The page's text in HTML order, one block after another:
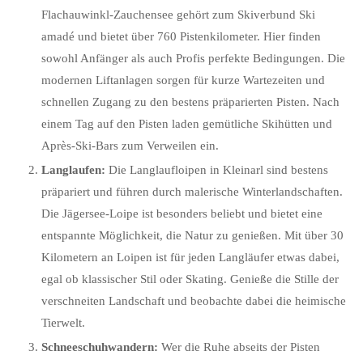
Flachauwinkl-Zauchensee gehört zum Skiverbund Ski
amadé und bietet über 760 Pistenkilometer. Hier finden
sowohl Anfänger als auch Profis perfekte Bedingungen. Die
modernen Liftanlagen sorgen für kurze Wartezeiten und
schnellen Zugang zu den bestens präparierten Pisten. Nach
einem Tag auf den Pisten laden gemütliche Skihütten und
Après-Ski-Bars zum Verweilen ein.
Langlaufen: Die Langlaufloipen in Kleinarl sind bestens
präpariert und führen durch malerische Winterlandschaften.
Die Jägersee-Loipe ist besonders beliebt und bietet eine
entspannte Möglichkeit, die Natur zu genießen. Mit über 30
Kilometern an Loipen ist für jeden Langläufer etwas dabei,
egal ob klassischer Stil oder Skating. Genieße die Stille der
verschneiten Landschaft und beobachte dabei die heimische
Tierwelt.
Schneeschuhwandern: Wer die Ruhe abseits der Pisten